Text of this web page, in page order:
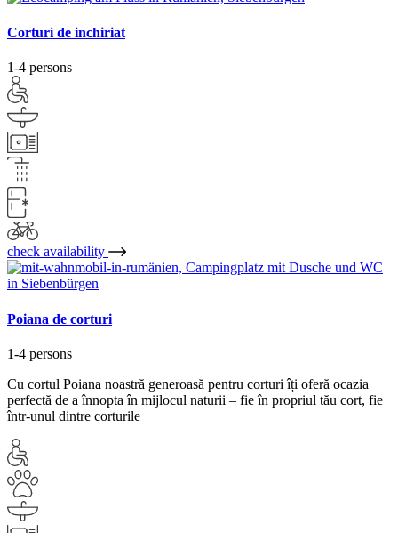
Corturi de inchiriat
1-4 persons
check availability
Poiana de corturi
1-4 persons
Cu cortul Poiana noastră generoasă pentru corturi îți oferă ocazia
perfectă de a înnopta în mijlocul naturii – fie în propriul tău cort, fie
într-unul dintre corturile